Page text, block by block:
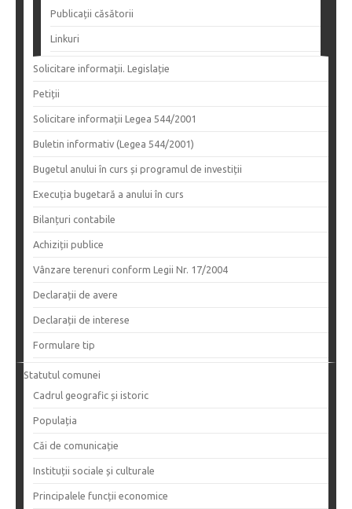
Publicații căsătorii
Linkuri
Solicitare informații. Legislație
Petiții
Solicitare informații Legea 544/2001
Buletin informativ (Legea 544/2001)
Bugetul anului în curs și programul de investiții
Execuția bugetară a anului în curs
Bilanțuri contabile
Achiziții publice
Vânzare terenuri conform Legii Nr. 17/2004
Declarații de avere
Declarații de interese
Formulare tip
Statutul comunei
Cadrul geografic și istoric
Populația
Căi de comunicație
Instituții sociale și culturale
Principalele funcții economice